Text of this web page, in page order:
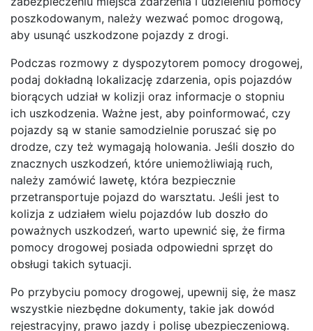
poszkodowanym, należy wezwać pomoc drogową,
aby usunąć uszkodzone pojazdy z drogi.
Podczas rozmowy z dyspozytorem pomocy drogowej,
podaj dokładną lokalizację zdarzenia, opis pojazdów
biorących udział w kolizji oraz informacje o stopniu
ich uszkodzenia. Ważne jest, aby poinformować, czy
pojazdy są w stanie samodzielnie poruszać się po
drodze, czy też wymagają holowania. Jeśli doszło do
znacznych uszkodzeń, które uniemożliwiają ruch,
należy zamówić lawetę, która bezpiecznie
przetransportuje pojazd do warsztatu. Jeśli jest to
kolizja z udziałem wielu pojazdów lub doszło do
poważnych uszkodzeń, warto upewnić się, że firma
pomocy drogowej posiada odpowiedni sprzęt do
obsługi takich sytuacji.
Po przybyciu pomocy drogowej, upewnij się, że masz
wszystkie niezbędne dokumenty, takie jak dowód
rejestracyjny, prawo jazdy i polisę ubezpieczeniową.